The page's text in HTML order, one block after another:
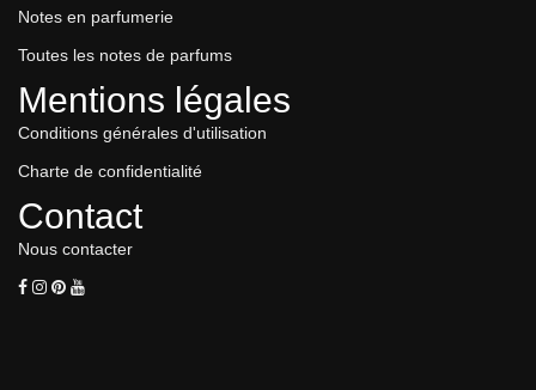
Notes en parfumerie
Toutes les notes de parfums
Mentions légales
Conditions générales d'utilisation
Charte de confidentialité
Contact
Nous contacter